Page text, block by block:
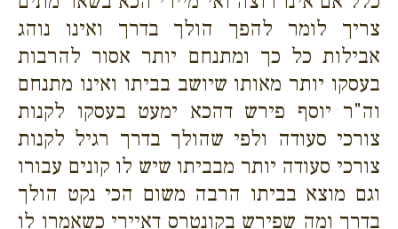
צריך לומר להפך הולך בדרך ואינו נוהג
אבילות כל כך ומתנחם יותר אסור להרבות
בעסקו יותר מאותו שיושב בביתו ואינו מתנחם
וה"ר יוסף פירש דהכא ימעט בעסקו לקנות
צורכי סעודה ולפי שהולך בדרך רגיל לקנות
צורכי סעודה יותר מבביתו שיש לו קונים עבורו
וגם מוצא בביתו הרבה משום הכי נקט הולך
בדרך ומה שפירש בקונטרס דאיירי כשאמרו לו